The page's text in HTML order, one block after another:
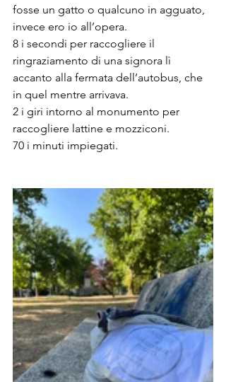
fosse un gatto o qualcuno in agguato,
invece ero io all’opera.
8 i secondi per raccogliere il
ringraziamento di una signora lì
accanto alla fermata dell’autobus, che
in quel mentre arrivava.
2 i giri intorno al monumento per
raccogliere lattine e mozziconi.
70 i minuti impiegati.